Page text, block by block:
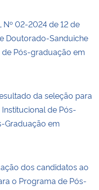
Nº 02-2024 de 12 de
Doutorado-Sanduiche
de Pós-graduação em
da seleção para
de Pós-
Graduação em
dos candidatos ao
o Programa de Pós-